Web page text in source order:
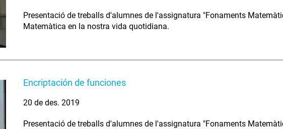
Presentació de treballs d'alumnes de l'assignatura "Fonaments
Matemàtica en la nostra vida quotidiana.
Encriptación de funciones
20 de des. 2019
Presentació de treballs d'alumnes de l'assignatura "Fonaments